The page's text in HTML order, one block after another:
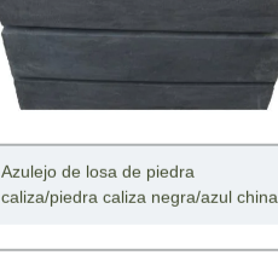
Azulejo de losa de piedra
caliza/piedra caliza negra/azul china